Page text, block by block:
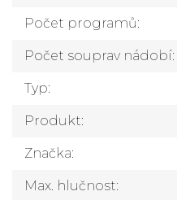
Počet programů:
Počet souprav nádobí:
Typ:
Produkt:
Značka:
Max. hlučnost: